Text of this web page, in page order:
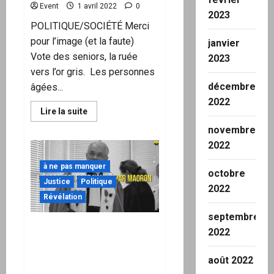
Event 1 avril 2022 0
POLITIQUE/SOCIÉTÉ Merci
pour l’image (et la faute)
Vote des seniors, la ruée
vers l’or gris. Les personnes
âgées...
Lire la suiteEn
savoir
Les
infos
et
news
du
1er
avril
2022
Du
à ne pas manquer
Justice
Politique
Révélation
2023
janvier
2023
décembre
2022
novembre
2022
octobre
2022
septembre
2022
août 2022